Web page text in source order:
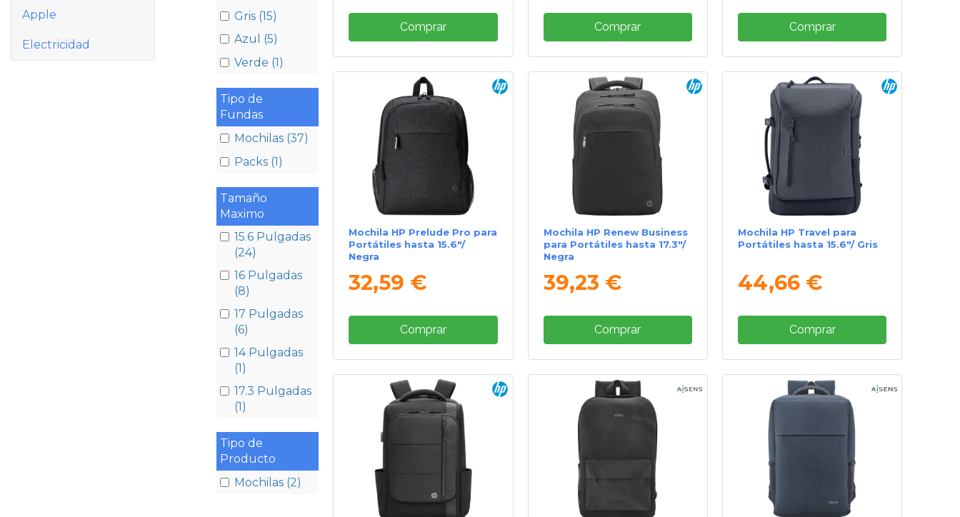
Apple
Electricidad
Gris (15)
Azul (5)
Verde (1)
Tipo de
Fundas
Mochilas (37)
Packs (1)
Tamaño
Maximo
15.6 Pulgadas
(24)
16 Pulgadas
(8)
17 Pulgadas
(6)
14 Pulgadas
(1)
17.3 Pulgadas
(1)
Tipo de
Producto
Mochilas (2)
Comprar Comprar Comprar
Mochila HP Prelude Pro para
Portátiles hasta 15.6"/
Negra
32,59 €
Comprar
Mochila HP Renew Business
para Portátiles hasta 17.3"/
Negra
39,23 €
Comprar
Mochila HP Travel para
Portátiles hasta 15.6"/ Gris
44,66 €
Comprar